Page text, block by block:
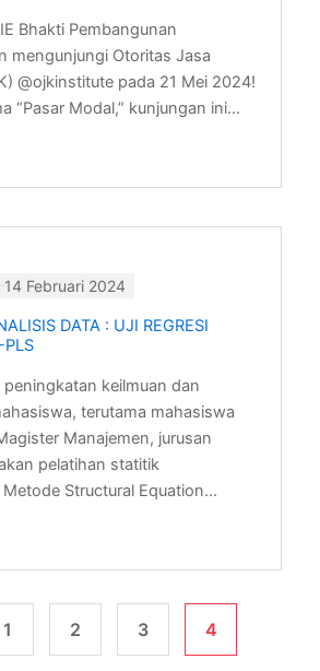
Bhakti Pembangunan
mengunjungi Otoritas Jasa
@ojkinstitute pada 21 Mei 2024!
“Pasar Modal,” kunjungan ini...
14 Februari 2024
DATA : UJI REGRESI
PLS
peningkatan keilmuan dan
terutama mahasiswa
Manajemen, jurusan
pelatihan statitik
Structural Equation...
1 2 3 4